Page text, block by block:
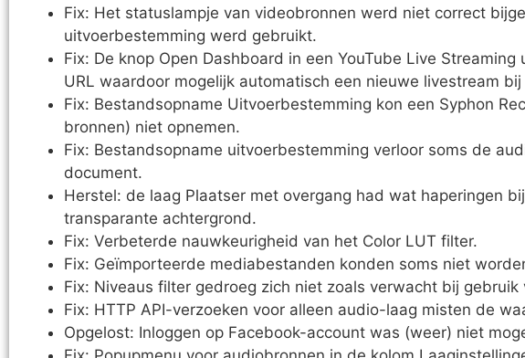
Fix: Het statuslampje van videobronnen werd niet correct
uitvoerbestemming werd gebruikt.
Fix: De knop Open Dashboard in een YouTube Live
URL waardoor mogelijk automatisch een nieuwe livestream
Fix: Bestandsopname Uitvoerbestemming kon een Syphon
bronnen) niet opnemen.
Fix: Bestandsopname uitvoerbestemming verloor soms de
document.
Herstel: de laag Plaatser met overgang had wat haperingen
transparante achtergrond.
Fix: Verbeterde nauwkeurigheid van het Color LUT filter.
Fix: Geïmporteerde mediabestanden konden soms niet
Fix: Niveaus filter gedroeg zich niet zoals verwacht bij
Fix: HTTP API-verzoeken voor alleen audio-laag misten de
Opgelost: Inloggen op Facebook-account was (weer) niet